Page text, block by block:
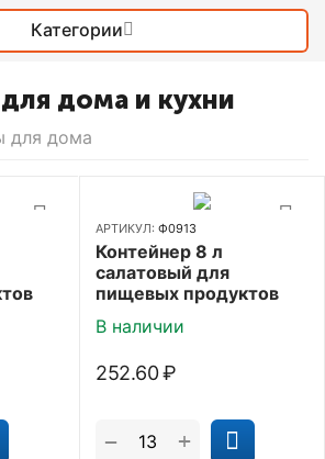
Категории
дома и кухни
для дома
АРТИКУЛ: Ф0913
Контейнер 8 л
салатовый для
пищевых продуктов
В наличии
252.60₽
+
−